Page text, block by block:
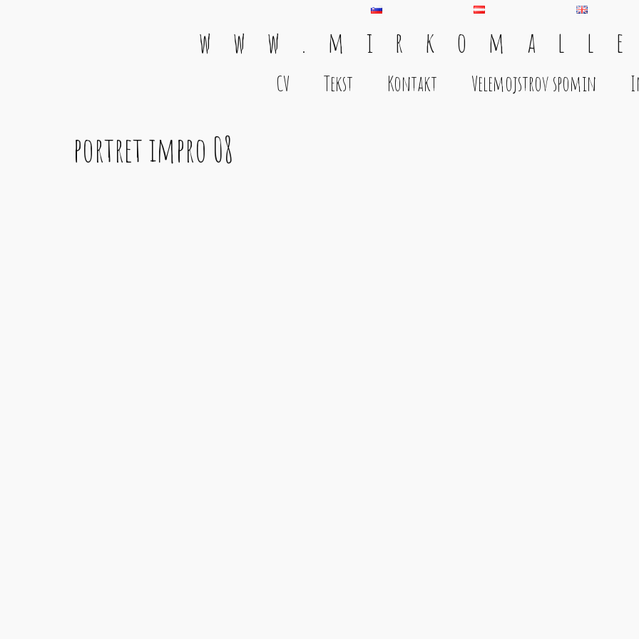
w w w . m i r k o m a l l e
CV Tekst Kontakt Velemojstrov spomin
portret impro 08